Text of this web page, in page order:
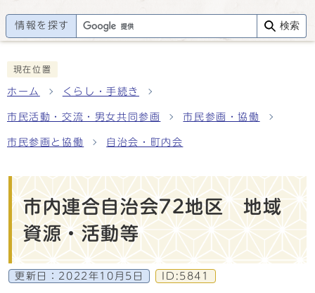
情報を探す 検索
現在位置
ホーム くらし・手続き
市民活動・交流・男女共同参画 市民参画・協働
市民参画と協働 自治会・町内会
市内連合自治会72地区 地域
資源・活動等
更新日： 2022年10月5日 ID:5841